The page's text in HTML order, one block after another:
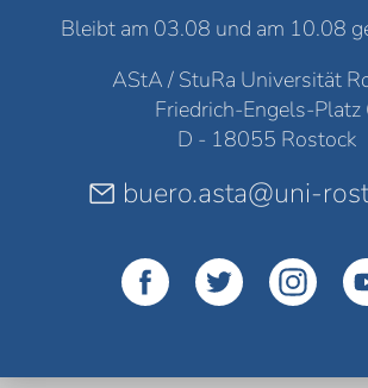
Bleibt am 03.08 und am 10.08
AStA / StuRa Universität
Friedrich-Engels-Platz
D - 18055 Rostock
buero.asta@uni-